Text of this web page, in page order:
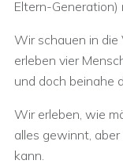
Eltern-Generation)
Wir schauen in die
erleben vier
und doch beinahe
Wir erleben, wie
alles gewinnt,
kann.